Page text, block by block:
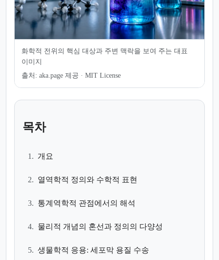
화학적 전위의 핵심 대상과 주변 맥락을 보여 주는 대표
이미지
출처: aka.page 제공 · MIT License
목차
1. 개요
2. 열역학적 정의와 수학적 표현
3. 통계역학적 관점에서의 해석
4. 물리적 개념의 혼선과 정의의 다양성
5. 생물학적 응용: 세포막 용질 수송